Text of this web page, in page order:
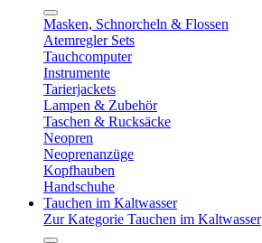
Masken, Schnorcheln & Flossen
Atemregler Sets
Tauchcomputer
Instrumente
Tarierjackets
Lampen & Zubehör
Taschen & Rucksäcke
Neopren
Neoprenanzüge
Kopfhauben
Handschuhe
Tauchen im Kaltwasser
Zur Kategorie Tauchen im Kaltwasser